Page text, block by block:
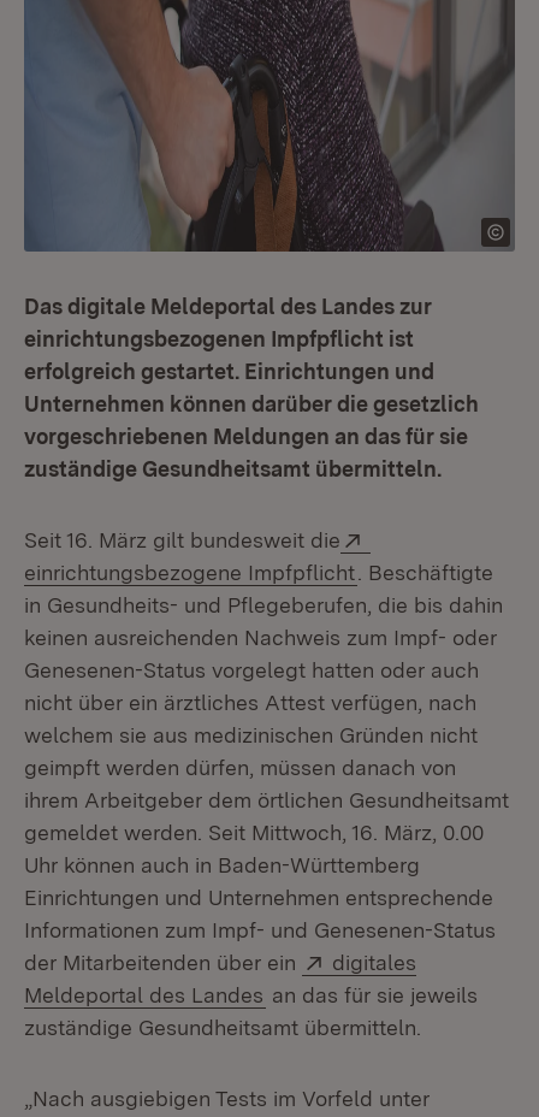
Das digitale Meldeportal des Landes zur
einrichtungsbezogenen Impfpflicht ist
erfolgreich gestartet. Einrichtungen und
Unternehmen können darüber die gesetzlich
vorgeschriebenen Meldungen an das für sie
zuständige Gesundheitsamt übermitteln.
Seit 16. März gilt bundesweit die
einrichtungsbezogene Impfpflicht (Öffnet in neuem
. Beschäftigte
in Gesundheits- und Pflegeberufen, die bis dahin
keinen ausreichenden Nachweis zum Impf- oder
Genesenen-Status vorgelegt hatten oder auch
nicht über ein ärztliches Attest verfügen, nach
welchem sie aus medizinischen Gründen nicht
geimpft werden dürfen, müssen danach von
ihrem Arbeitgeber dem örtlichen Gesundheitsamt
gemeldet werden. Seit Mittwoch, 16. März, 0.00
Uhr können auch in Baden-Württemberg
Einrichtungen und Unternehmen entsprechende
Informationen zum Impf- und Genesenen-Status
der Mitarbeitenden über ein
Extern:
digitales
Meldeportal des Landes (Öffnet in neuem Fenster)
an das für sie jeweils
zuständige Gesundheitsamt übermitteln.
„Nach ausgiebigen Tests im Vorfeld unter